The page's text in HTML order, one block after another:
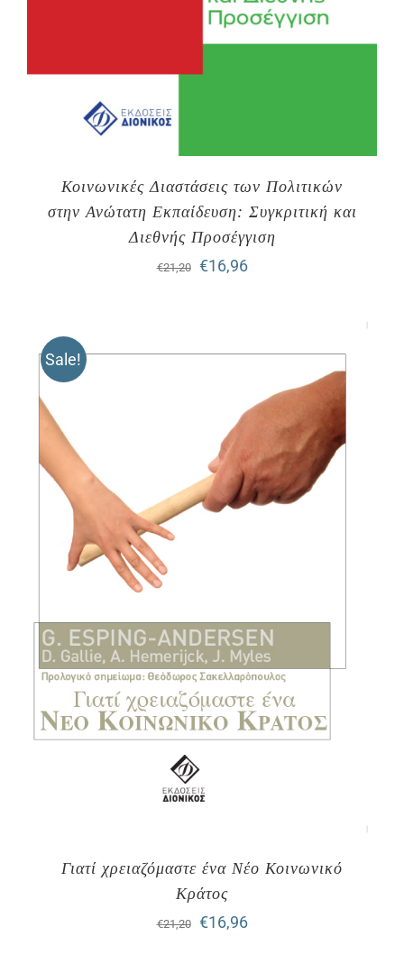
Κοινωνικές Διαστάσεις των Πολιτικών
στην Ανώτατη Εκπαίδευση: Συγκριτική και
Διεθνής Προσέγγιση
€21,20
Original
€16,96Η
€16,96.
Sale!
Γιατί χρειαζόμαστε ένα Νέο Κοινωνικό
Κράτος
€21,20
Original
€16,96Η